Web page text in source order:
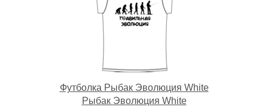
Футболка Рыбак Эволюция White
Рыбак Эволюция White